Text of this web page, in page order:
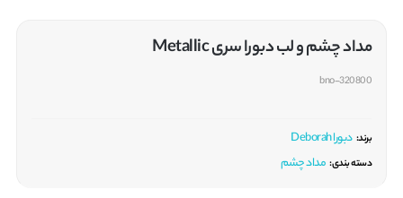
مداد چشم و لب دبورا سری Metallic
bno-320800
برند: دبورا Deborah
دسته بندی: مداد چشم